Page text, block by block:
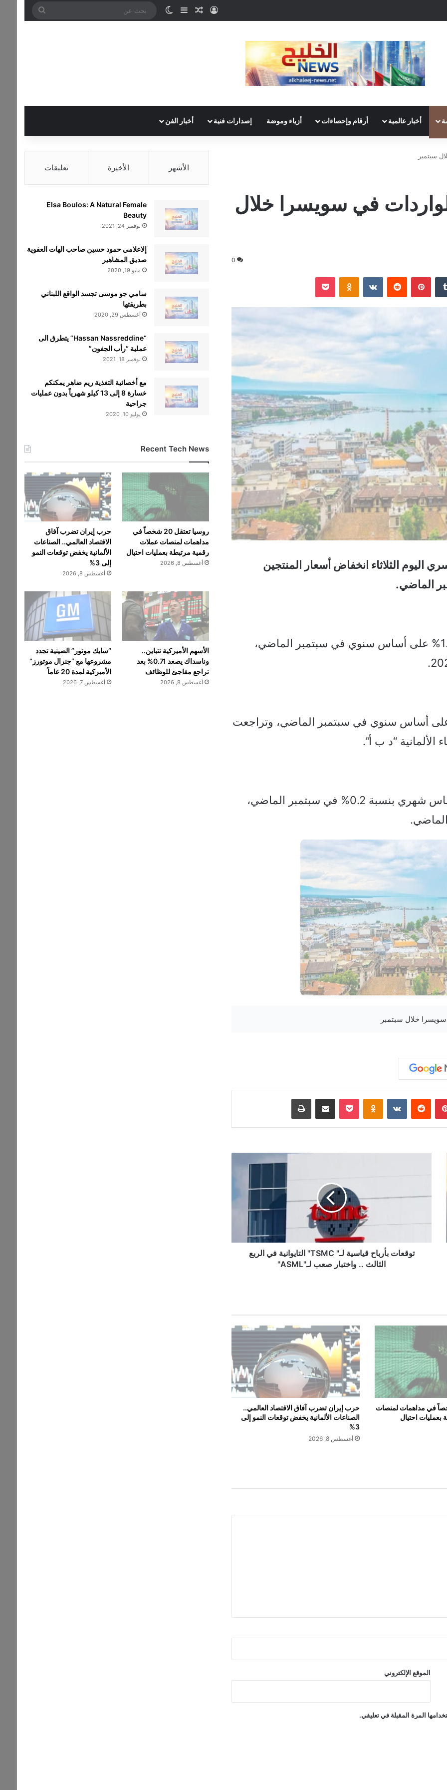
تسجيل الدخول
مقال عشوائي
إضافة عمود جانبي
الوضع المظلم
أخبار عالمية أرقام وإحصاءات أزياء وموضة إصدارات فنية أخبار الفن
سبتمبر
في سويسرا خلال
0
‏Tumblr بينتيريست ‏Reddit
‏VKontakte
Odnoklassniki
‫Pocket
اليوم الثلاثاء انخفاض أسعار المنتجين
الماضي.
وتراجعت أسعار المنتجين والواردات بنسبة 1.8% على أساس سنوي في سبتمبر الماضي،
مؤشر أسعار المنتجين بنسبة 1.4% على أساس سنوي في سبتمبر الماضي، وتراجعت
وانخفضت أسعار المنتجين والواردات على أساس شهري بنسبة 0.2% في سبتمبر الماضي،
بينتيريست ‏Reddit
‏VKontakte
Odnoklassniki
‫Pocket مشاركة عبر البريد طباعة
ر
س
ي
ـ
"
T
S
M
C
"
ي
ل
ا
ث
.
.
ا
خ
توقعات بأرباح قياسية لـ" TSMC" التايوانية في الربع
الثالث .. واختبار صعب لـ"ASML"
تعتقل 20 شخصاً في مداهمات لمنصات
احتيال
حرب إيران تضرب آفاق الاقتصاد العالمي..
الصناعات الألمانية يخفض توقعات النمو إلى
3%
أغسطس 8, 2026
الموقع الإلكتروني
المرة المقبلة في تعليقي.
الأشهر الأخيرة تعليقات
Elsa Boulos: A Natural Female
Beauty
نوفمبر 24, 2021
إلاعلامي حمود حسين صاحب الهات العفوية
صديق المشاهير
مايو 19, 2020
سامي جو موسى تجسد الواقع اللبناني
بطريقتها
أغسطس 29, 2020
“Hassan Nassreddine” يتطرق الى
عملية “رأب الجفون”
نوفمبر 18, 2021
مع أخصائية التغذية ريم ضاهر يمكنكم
خسارة 8 إلى 13 كيلو شهرياً بدون عمليات
جراحية
يوليو 10, 2020
Recent Tech News
روسيا تعتقل 20 شخصاً في
مداهمات لمنصات عملات
رقمية مرتبطة بعمليات احتيال
أغسطس 8, 2026
حرب إيران تضرب آفاق
الاقتصاد العالمي.. الصناعات
الألمانية يخفض توقعات النمو
إلى 3%
أغسطس 8, 2026
الأسهم الأميركية تتباين..
وناسداك يصعد 0.71% بعد
تراجع مفاجئ للوظائف
أغسطس 8, 2026
“سايك موتور” الصينية تجدد
مشروعها مع “جنرال موتورز”
الأميركية لمدة 20 عاماً
أغسطس 7, 2026